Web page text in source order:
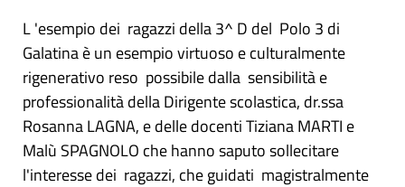
L 'esempio dei ragazzi della 3^ D del Polo 3 di
Galatina è un esempio virtuoso e culturalmente
rigenerativo reso possibile dalla sensibilità e
professionalità della Dirigente scolastica, dr.ssa
Rosanna LAGNA, e delle docenti Tiziana MARTI e
Malù SPAGNOLO che hanno saputo sollecitare
l'interesse dei ragazzi, che guidati magistralmente